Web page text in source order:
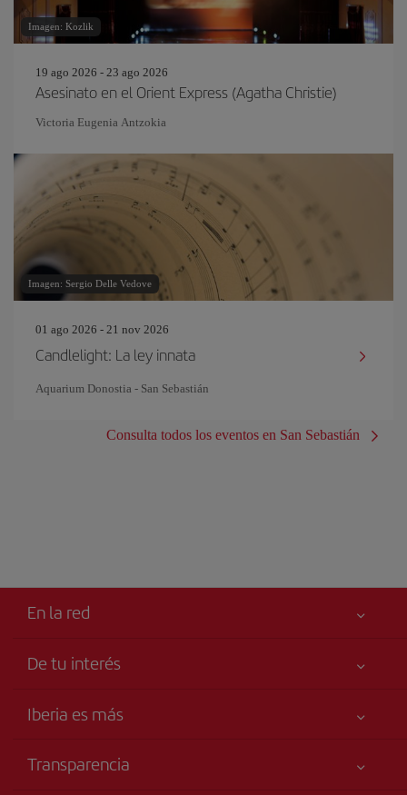
Imagen: Kozlik
19 ago 2026 - 23 ago 2026
Asesinato en el Orient Express (Agatha Christie)
Victoria Eugenia Antzokia
Imagen: Sergio Delle Vedove
01 ago 2026 - 21 nov 2026
Candlelight: La ley innata
Aquarium Donostia - San Sebastián
Consulta todos los eventos en San Sebastián
En la red
De tu interés
Accesibilidad
Iberia es más
Grupo Iberia
Transparencia